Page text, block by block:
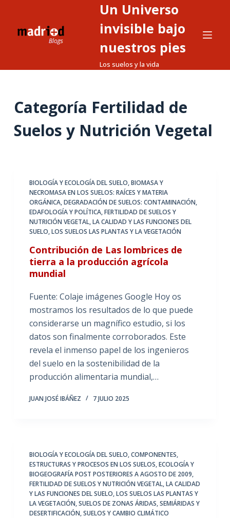
o
Un Universo
invisible bajo
nuestros pies
Los suelos y la vida
Categoría Fertilidad de
Suelos y Nutrición Vegetal
BIOLOGÍA Y ECOLOGÍA DEL SUELO,BIOMASA Y
NECROMASA EN LOS SUELOS: RAÍCES Y MATERIA
ORGÁNICA,DEGRADACIÓN DE SUELOS: CONTAMINACIÓN,
EDAFOLOGÍA Y POLÍTICA,FERTILIDAD DE SUELOS Y
NUTRICIÓN VEGETAL,LA CALIDAD Y LAS FUNCIONES DEL
SUELO,LOS SUELOS LAS PLANTAS Y LA VEGETACIÓN
Contribución de Las lombrices de
tierra a la producción agrícola
mundial
Fuente: Colaje imágenes Google Hoy os
mostramos los resultados de lo que puede
considerarse un magnífico estudio, si los
datos son finalmente corroborados. Este
revela el inmenso papel de los ingenieros
del suelo en la sostenibilidad de la
producción alimentaria mundial,…
JUAN JOSÉ IBÁÑEZ 7 JULIO 2025
BIOLOGÍA Y ECOLOGÍA DEL SUELO,COMPONENTES,
ESTRUCTURAS Y PROCESOS EN LOS SUELOS,ECOLOGÍA Y
BIOGEOGRAFÍA POST POSTERIORES A AGOSTO DE 2009,
FERTILIDAD DE SUELOS Y NUTRICIÓN VEGETAL,LA CALIDAD
Y LAS FUNCIONES DEL SUELO,LOS SUELOS LAS PLANTAS Y
LA VEGETACIÓN,SUELOS DE ZONAS ÁRIDAS, SEMIÁRIDAS Y
DESERTIFICACIÓN,SUELOS Y CAMBIO CLIMÁTICO